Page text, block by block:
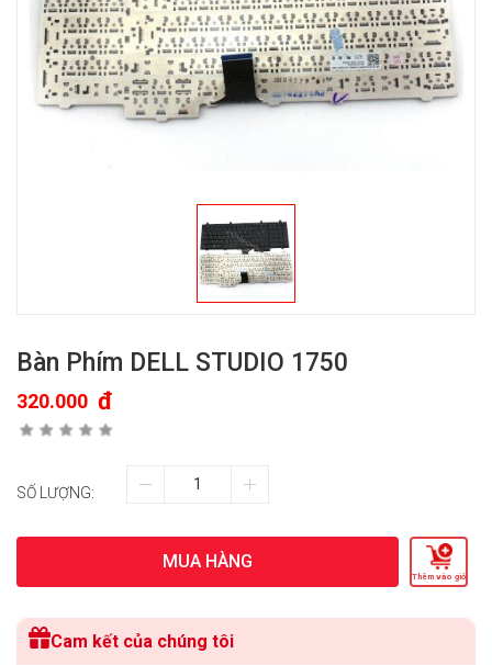
Bàn Phím DELL STUDIO 1750
320.000 đ
SỐ LƯỢNG:
MUA HÀNG
Thêm vào giỏ
Cam kết của chúng tôi